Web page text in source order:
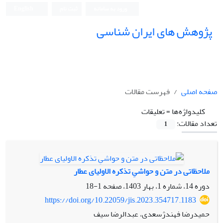
پژوهش های ایران شناسی
صفحه اصلی
فهرست مقالات
کلیدواژه‌ها =تعلیقات
تعداد مقالات:
1
ملاحظاتی در متن و حواشیِ تذکره الاولیای عطار
دوره 14، شماره 1، بهار 1403، صفحه
1-18
https://doi.org/10.22059/jis.2023.354717.1183
حمیدرضا فهندژسعدی، عبدالرضا سیف